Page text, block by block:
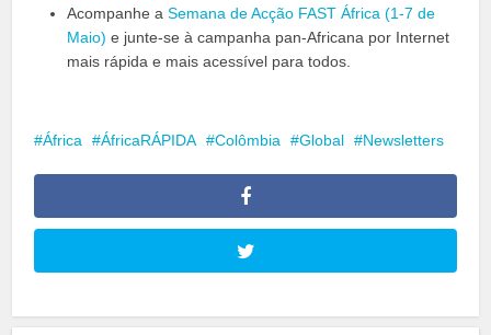
Acompanhe aSemana de Acção FAST África (1-7 de
Maio) e junte-se à campanha pan-Africana por Internet
mais rápida e mais acessível para todos.
África ÁfricaRÁPIDA Colômbia Global Newsletters